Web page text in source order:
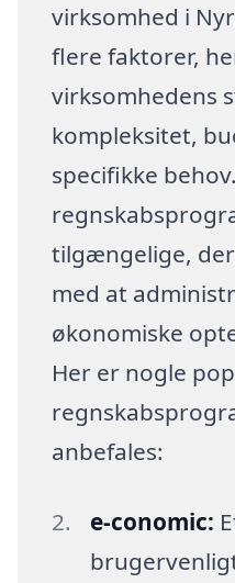
virksomhed i
flere faktorer,
virksomhedens
kompleksitet,
specifikke
tilgængelige,
med at
økonomiske
Her er nogle
anbefales:
e-conomic: